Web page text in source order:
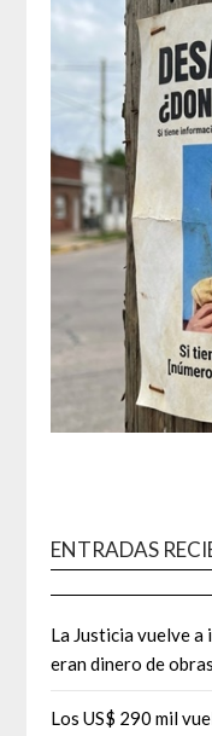
ENTRADAS
La Justicia vuelve
eran dinero de
Los US$ 290 mil